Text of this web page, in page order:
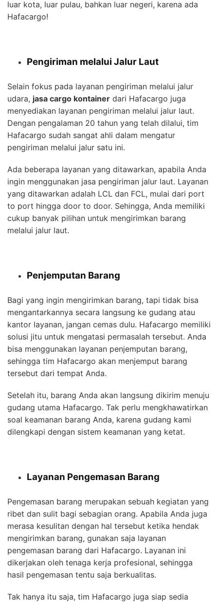
luar kota, luar pulau, bahkan luar negeri, karena ada
Hafacargo!
Pengiriman melalui Jalur Laut
Selain fokus pada layanan pengiriman melalui jalur
udara, jasa cargo kontainer dari Hafacargo juga
menyediakan layanan pengiriman melalui jalur laut.
Dengan pengalaman 20 tahun yang telah dilalui, tim
Hafacargo sudah sangat ahli dalam mengatur
pengiriman melalui jalur satu ini.
Ada beberapa layanan yang ditawarkan, apabila Anda
ingin menggunakan jasa pengiriman jalur laut. Layanan
yang ditawarkan adalah LCL dan FCL, mulai dari port
to port hingga door to door. Sehingga, Anda memiliki
cukup banyak pilihan untuk mengirimkan barang
melalui jalur laut.
Penjemputan Barang
Bagi yang ingin mengirimkan barang, tapi tidak bisa
mengantarkannya secara langsung ke gudang atau
kantor layanan, jangan cemas dulu. Hafacargo memiliki
solusi jitu untuk mengatasi permasalah tersebut. Anda
bisa menggunakan layanan penjemputan barang,
sehingga tim Hafacargo akan menjemput barang
tersebut dari tempat Anda.
Setelah itu, barang Anda akan langsung dikirim menuju
gudang utama Hafacargo. Tak perlu mengkhawatirkan
soal keamanan barang Anda, karena gudang kami
dilengkapi dengan sistem keamanan yang ketat.
Layanan Pengemasan Barang
Pengemasan barang merupakan sebuah kegiatan yang
ribet dan sulit bagi sebagian orang. Apabila Anda juga
merasa kesulitan dengan hal tersebut ketika hendak
mengirimkan barang, gunakan saja layanan
pengemasan barang dari Hafacargo. Layanan ini
dikerjakan oleh tenaga kerja profesional, sehingga
hasil pengemasan tentu saja berkualitas.
Tak hanya itu saja, tim Hafacargo juga siap sedia